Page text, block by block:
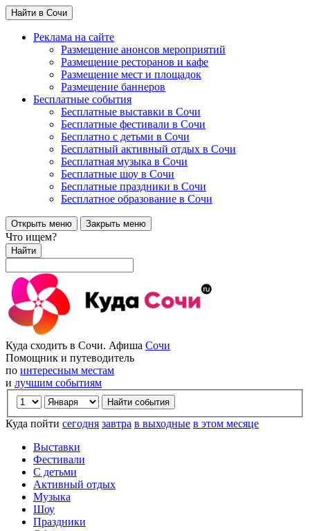
Найти в Сочи
Реклама на сайте
Размещение анонсов мероприятий
Размещение ресторанов и кафе
Размещение мест и площадок
Размещение баннеров
Бесплатные события
Бесплатные выставки в Сочи
Бесплатные фестивали в Сочи
Бесплатно с детьми в Сочи
Бесплатный активный отдых в Сочи
Бесплатная музыка в Сочи
Бесплатные шоу в Сочи
Бесплатные праздники в Сочи
Бесплатное образование в Сочи
Открыть меню Закрыть меню
Что ищем?
Найти
Куда сходить в Сочи. Афиша Сочи
Помощник и путеводитель
по интересным местам
и лучшим событиям
Куда пойти сегодня завтра в выходные в этом месяце
Выставки
Фестивали
С детьми
Активный отдых
Музыка
Шоу
Праздники